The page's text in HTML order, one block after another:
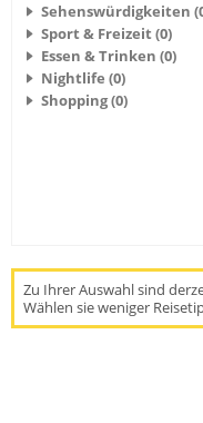
Sehenswürdigkeiten
Sport & Freizeit (0)
Essen & Trinken (0)
Nightlife (0)
Shopping (0)
Zu Ihrer Auswahl sind
Wählen sie weniger